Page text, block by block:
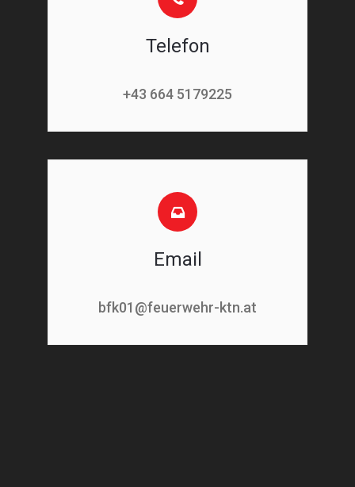
Telefon
+43 664 5179225
Email
bfk01@feuerwehr-ktn.at